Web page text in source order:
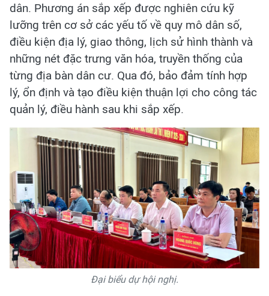
dân. Phương án sắp xếp được nghiên cứu kỹ
lưỡng trên cơ sở các yếu tố về quy mô dân số,
điều kiện địa lý, giao thông, lịch sử hình thành và
những nét đặc trưng văn hóa, truyền thống của
từng địa bàn dân cư. Qua đó, bảo đảm tính hợp
lý, ổn định và tạo điều kiện thuận lợi cho công tác
quản lý, điều hành sau khi sắp xếp.
Đại biểu dự hội nghị.